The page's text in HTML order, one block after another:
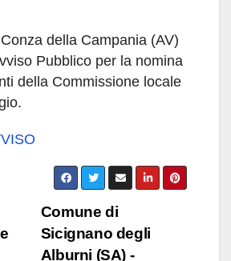
della Campania (AV)
Pubblico per la nomina
della Commissione locale
Comune di
Sicignano degli
Alburni (SA) -